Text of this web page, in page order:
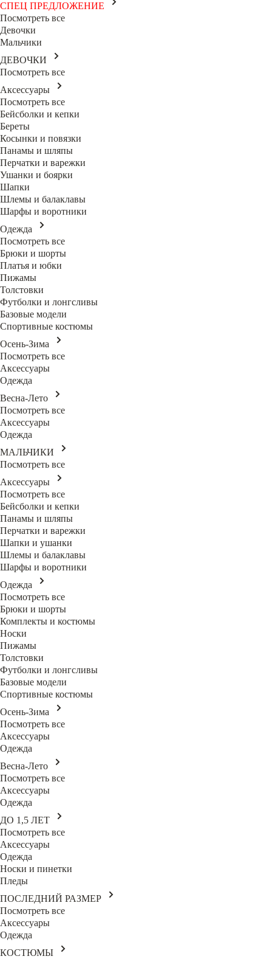
СПЕЦ ПРЕДЛОЖЕНИЕ
Посмотреть все
Девочки
Мальчики
ДЕВОЧКИ
Посмотреть все
Аксессуары
Посмотреть все
Бейсболки и кепки
Береты
Косынки и повязки
Панамы и шляпы
Перчатки и варежки
Ушанки и боярки
Шапки
Шлемы и балаклавы
Шарфы и воротники
Одежда
Посмотреть все
Брюки и шорты
Платья и юбки
Пижамы
Толстовки
Футболки и лонгсливы
Базовые модели
Спортивные костюмы
Осень-Зима
Посмотреть все
Аксессуары
Одежда
Весна-Лето
Посмотреть все
Аксессуары
Одежда
МАЛЬЧИКИ
Посмотреть все
Аксессуары
Посмотреть все
Бейсболки и кепки
Панамы и шляпы
Перчатки и варежки
Шапки и ушанки
Шлемы и балаклавы
Шарфы и воротники
Одежда
Посмотреть все
Брюки и шорты
Комплекты и костюмы
Носки
Пижамы
Толстовки
Футболки и лонгсливы
Базовые модели
Спортивные костюмы
Осень-Зима
Посмотреть все
Аксессуары
Одежда
Весна-Лето
Посмотреть все
Аксессуары
Одежда
ДО 1,5 ЛЕТ
Посмотреть все
Аксессуары
Одежда
Носки и пинетки
Пледы
ПОСЛЕДНИЙ РАЗМЕР
Посмотреть все
Аксессуары
Одежда
КОСТЮМЫ